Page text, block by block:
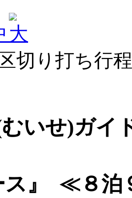
切り打ち行
いせ)ガイ
ス』 ≪８